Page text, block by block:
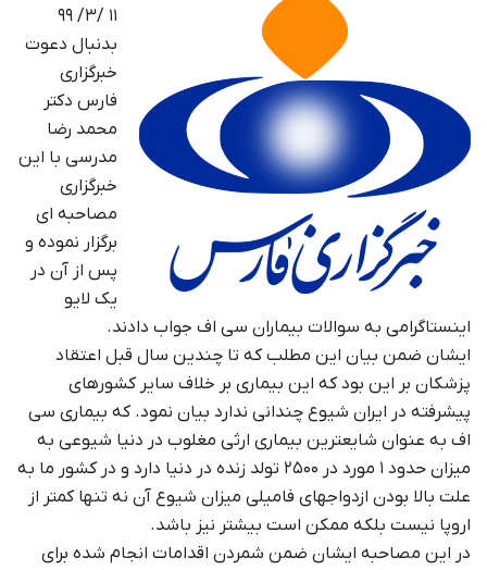
۱۱ /۳/ ۹۹
بدنبال دعوت
خبرگزاری
فارس دکتر
محمد رضا
مدرسی با این
خبرگزاری
مصاحبه ای
برگزار نموده و
پس از آن در
یک لایو
اینستاگرامی به سوالات بیماران سی اف جواب دادند.
ایشان ضمن بیان این مطلب که تا چندین سال قبل اعتقاد
پزشکان بر این بود که این بیماری بر خلاف سایر کشورهای
پیشرفته در ایران شیوع چندانی ندارد بیان نمود. که بیماری سی
اف به عنوان شایعترین بیماری ارثی مغلوب در دنیا شیوعی به
میزان حدود ۱ مورد در ۲۵۰۰ تولد زنده در دنیا دارد و در کشور ما به
علت بالا بودن ازدواجهای فامیلی میزان شیوع آن نه تنها کمتر از
اروپا نیست بلکه ممکن است بیشتر نیز باشد.
در این مصاحبه ایشان ضمن شمردن اقدامات انجام شده برای